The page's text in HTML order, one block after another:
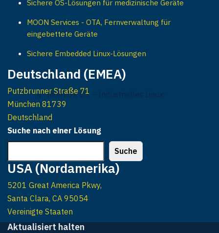
InduTUX OS – Industrielles Linux-
Sichere OS-Lösungen für medizinische Geräte
MOON Services - OTA, Fernverwaltung für
eingebettete Geräte
Sichere Embedded Linux-Lösungen
Deutschland (EMEA)
Putzbrunner Straße 71
München 81739
Deutschland
Suche nach einer Lösung
Suche
USA (Nordamerika)
5201 Great America Pkwy,
Santa Clara, CA 95054
Vereinigte Staaten
Aktualisiert halten